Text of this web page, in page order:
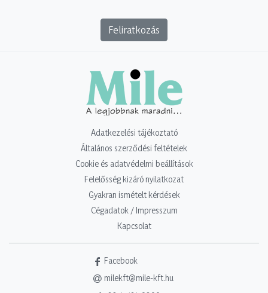
Feliratkozás
Adatkezelési tájékoztató
Általános szerződési feltételek
Cookie és adatvédelmi beállítások
Felelősség kizáró nyilatkozat
Gyakran ismételt kérdések
Cégadatok / Impresszum
Kapcsolat
Facebook
milekft@mile-kft.hu